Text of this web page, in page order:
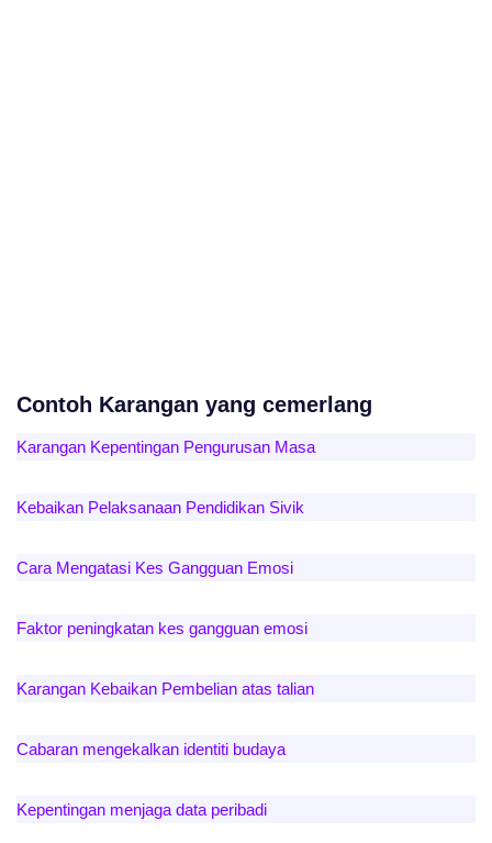
Contoh Karangan yang cemerlang
Karangan Kepentingan Pengurusan Masa
Kebaikan Pelaksanaan Pendidikan Sivik
Cara Mengatasi Kes Gangguan Emosi
Faktor peningkatan kes gangguan emosi
Karangan Kebaikan Pembelian atas talian
Cabaran mengekalkan identiti budaya
Kepentingan menjaga data peribadi